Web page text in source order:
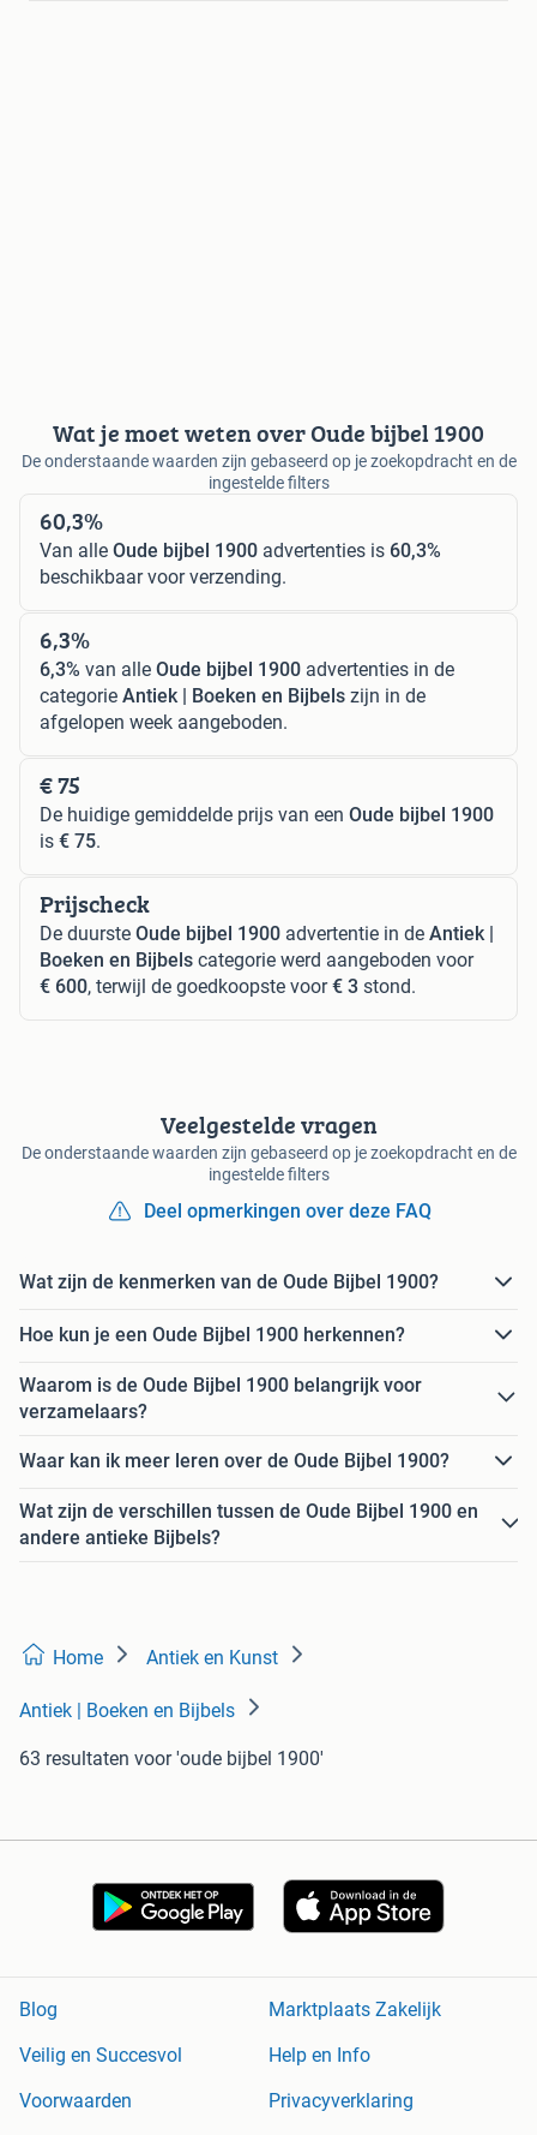
Wat je moet weten over Oude bijbel 1900
De onderstaande waarden zijn gebaseerd op je zoekopdracht en de
ingestelde filters
60,3%
Van alle Oude bijbel 1900 advertenties is 60,3%
beschikbaar voor verzending.
6,3%
6,3% van alle Oude bijbel 1900 advertenties in de
categorie Antiek | Boeken en Bijbels zijn in de
afgelopen week aangeboden.
€ 75
De huidige gemiddelde prijs van een Oude bijbel 1900
is € 75.
Prijscheck
De duurste Oude bijbel 1900 advertentie in de Antiek |
Boeken en Bijbels categorie werd aangeboden voor
€ 600, terwijl de goedkoopste voor€ 3 stond.
Veelgestelde vragen
De onderstaande waarden zijn gebaseerd op je zoekopdracht en de
ingestelde filters
Deel opmerkingen over deze FAQ
Wat zijn de kenmerken van de Oude Bijbel 1900?
Hoe kun je een Oude Bijbel 1900 herkennen?
Waarom is de Oude Bijbel 1900 belangrijk voor
verzamelaars?
Waar kan ik meer leren over de Oude Bijbel 1900?
Wat zijn de verschillen tussen de Oude Bijbel 1900 en
andere antieke Bijbels?
Home Antiek en Kunst
Antiek | Boeken en Bijbels
63 resultaten voor 'oude bijbel 1900'
Blog
Marktplaats Zakelijk
Veilig en Succesvol
Help en Info
Voorwaarden
Privacyverklaring